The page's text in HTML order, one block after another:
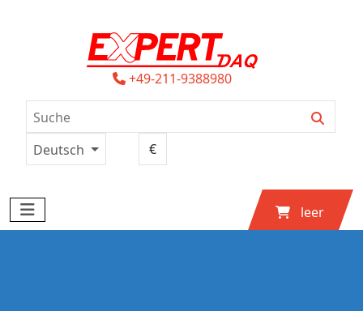
+49-211-9388980
Deutsch
leer